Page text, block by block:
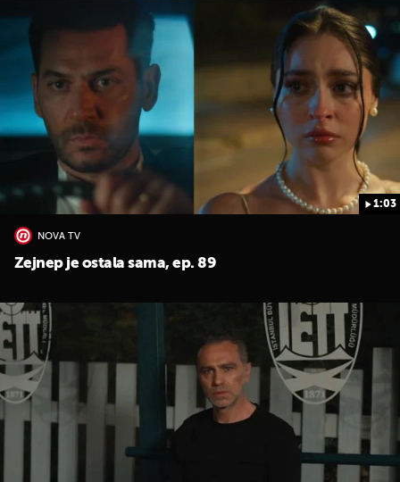
1:03
NOVA TV
Zejnep je ostala sama, ep. 89